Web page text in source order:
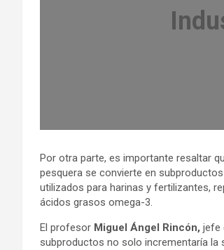
Por otra parte, es importante resaltar
pesquera se convierte en
utilizados para harinas y fertilizantes,
ácidos grasos omega-3.
El profesor Miguel Ángel Rincón, jefe
subproductos no solo incrementaría la